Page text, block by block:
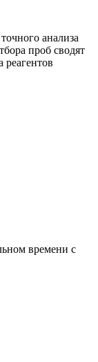
анализа
проб сводят
реагентов
времени с